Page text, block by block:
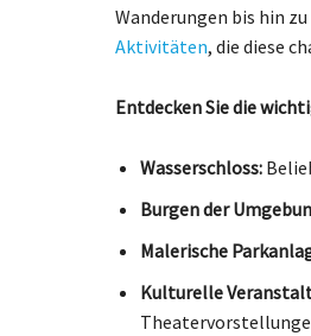
Wanderungen bis hin
Aktivitäten, die diese
Entdecken Sie die
Wasserschloss:
Burgen der
Malerische
Kulturelle